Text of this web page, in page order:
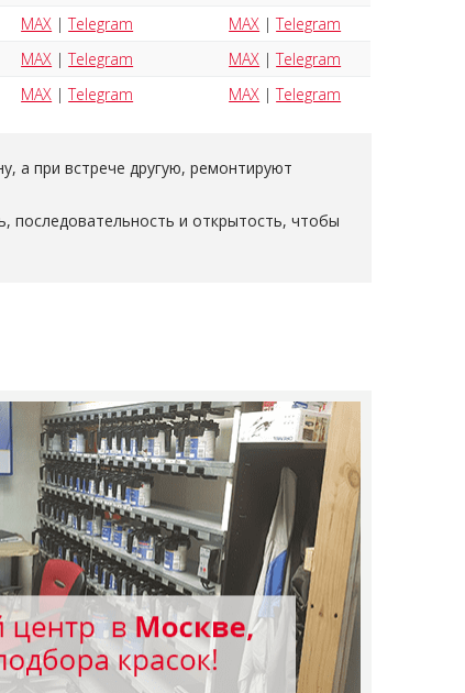
MAX |Telegram MAX |Telegram
MAX |Telegram MAX |Telegram
MAX |Telegram MAX |Telegram
а при встрече другую, ремонтируют
последовательность и открытость, чтобы